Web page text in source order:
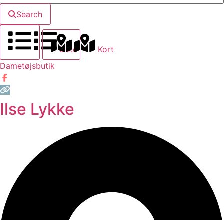
Search
Liste
Kort
Dametøjsbutik
Ilse Lykke